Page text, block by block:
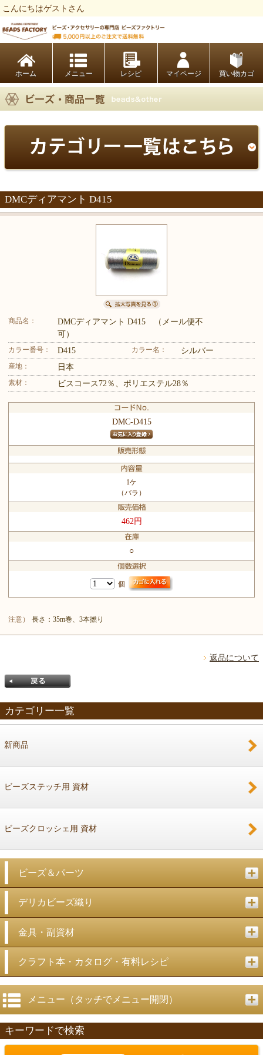
こんにちはゲストさん
ホーム レシピ マイページ 買い物カゴ
DMCディアマント D415
商品名：
DMCディアマント D415 （メール便不
可）
カラー番号： D415 カラー名： シルバー
産地： 日本
素材： ビスコース72％、ポリエステル28％
DMC-D415
1ケ
（バラ）
462円
○
個
注意） 長さ：35m巻、3本撚り
返品について
カテゴリー一覧
新商品
ビーズステッチ用 資材
ビーズクロッシェ用 資材
ビーズ＆パーツ
デリカビーズ織り
金具・副資材
クラフト本・カタログ・有料レシピ
メニュー（タッチでメニュー開閉）
キーワードで検索